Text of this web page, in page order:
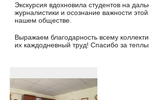
Экскурсия вдохновила студентов на
журналистики и осознание важности
нашем обществе.
Выражаем благодарность всему
их каждодневный труд! Спасибо за